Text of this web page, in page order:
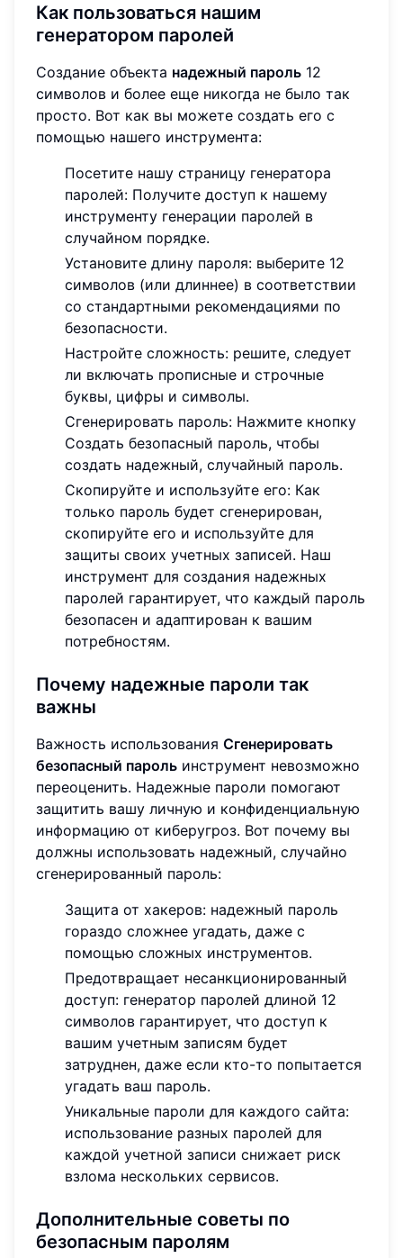
Как пользоваться нашим
генератором паролей
Создание объекта надежный пароль 12
символов и более еще никогда не было так
просто. Вот как вы можете создать его с
помощью нашего инструмента:
Посетите нашу страницу генератора
паролей: Получите доступ к нашему
инструменту генерации паролей в
случайном порядке.
Установите длину пароля: выберите 12
символов (или длиннее) в соответствии
со стандартными рекомендациями по
безопасности.
Настройте сложность: решите, следует
ли включать прописные и строчные
буквы, цифры и символы.
Сгенерировать пароль: Нажмите кнопку
Создать безопасный пароль, чтобы
создать надежный, случайный пароль.
Скопируйте и используйте его: Как
только пароль будет сгенерирован,
скопируйте его и используйте для
защиты своих учетных записей. Наш
инструмент для создания надежных
паролей гарантирует, что каждый пароль
безопасен и адаптирован к вашим
потребностям.
Почему надежные пароли так
важны
Важность использования Сгенерировать
безопасный пароль инструмент невозможно
переоценить. Надежные пароли помогают
защитить вашу личную и конфиденциальную
информацию от киберугроз. Вот почему вы
должны использовать надежный, случайно
сгенерированный пароль:
Защита от хакеров: надежный пароль
гораздо сложнее угадать, даже с
помощью сложных инструментов.
Предотвращает несанкционированный
доступ: генератор паролей длиной 12
символов гарантирует, что доступ к
вашим учетным записям будет
затруднен, даже если кто-то попытается
угадать ваш пароль.
Уникальные пароли для каждого сайта:
использование разных паролей для
каждой учетной записи снижает риск
взлома нескольких сервисов.
Дополнительные советы по
безопасным паролям